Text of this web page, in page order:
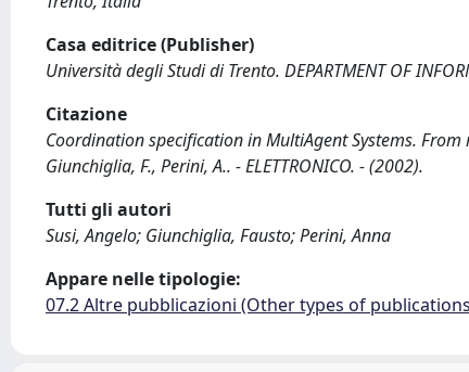
Casa editrice (Publisher)
Università degli Studi di Trento. DEPARTMENT OF
Citazione
Coordination specification in MultiAgent Systems.
Giunchiglia, F., Perini, A.. - ELETTRONICO. - (2002).
Tutti gli autori
Susi, Angelo; Giunchiglia, Fausto; Perini, Anna
Appare nelle tipologie:
07.2 Altre pubblicazioni (Other types of